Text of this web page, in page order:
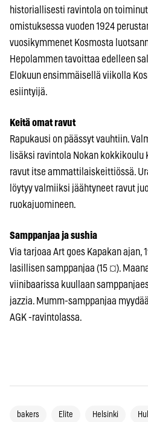
historiallisesti ravintola on
omistuksessa vuoden 1924
vuosikymmenet Kosmosta
Hepolammen tavoittaa edelleen
Elokuun ensimmäisellä viikolla
esiintyijä.
Keitä omat ravut
Rapukausi on päässyt vauhtiin.
lisäksi ravintola Nokan
ravut itse ammattilaiskeittiössä.
löytyy valmiiksi jäähtyneet ravut
ruokajuomineen.
Samppanjaa ja sushia
Via tarjoaa Art goes Kapakan ajan,
lasillisen samppanjaa (15 ¤).
viinibaarissa kuullaan
jazzia. Mumm-samppanjaa
AGK -ravintolassa.
bakers Elite Helsinki